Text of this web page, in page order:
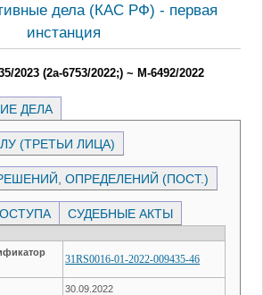
дела (КАC РФ) - первая
инстанция
2023 (2а-6753/2022;) ~ М-6492/2022
ДЕЛА
(ТРЕТЬИ ЛИЦА)
ОПРЕДЕЛЕНИЙ (ПОСТ.)
СУДЕБНЫЕ АКТЫ
31RS0016-01-2022-009435-46
30.09.2022